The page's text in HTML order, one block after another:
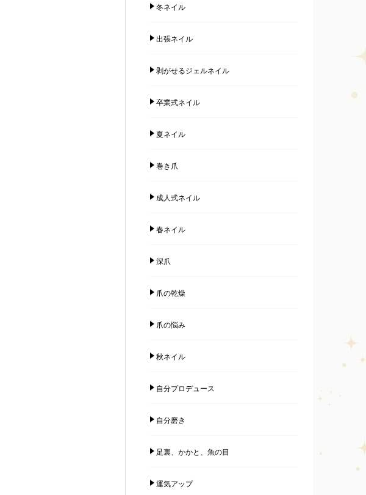
冬ネイル
出張ネイル
剥がせるジェルネイル
卒業式ネイル
夏ネイル
巻き爪
成人式ネイル
春ネイル
深爪
爪の乾燥
爪の悩み
秋ネイル
自分プロデュース
自分磨き
足裏、かかと、魚の目
運気アップ